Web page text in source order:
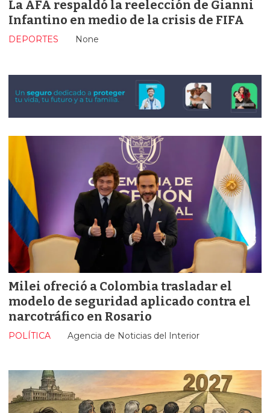
La AFA respaldó la reelección de Gianni
Infantino en medio de la crisis de FIFA
None
DEPORTES
Milei ofreció a Colombia trasladar el
modelo de seguridad aplicado contra el
narcotráfico en Rosario
Agencia de Noticias del Interior
POLÍTICA